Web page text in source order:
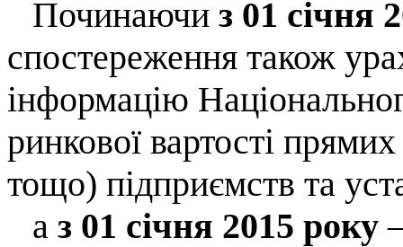
Починаючиз 01 січня
спостереження також
інформацію
ринкової вартості
тощо) підприємств та
аз 01 січня 2015 року